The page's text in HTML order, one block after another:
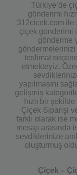
Türkiye’de
gönderimi
312cicek.com
çiçek gönderimi
gönderme
göndermelerinizi
teslimat
etmekteyiz.
yapılmasını
gelişmiş
hızlı bir
Çiçek Siparişi
farklı olarak ise
mesajı arasında
sevdiklerinize
oluşturmuş
Çiçek –